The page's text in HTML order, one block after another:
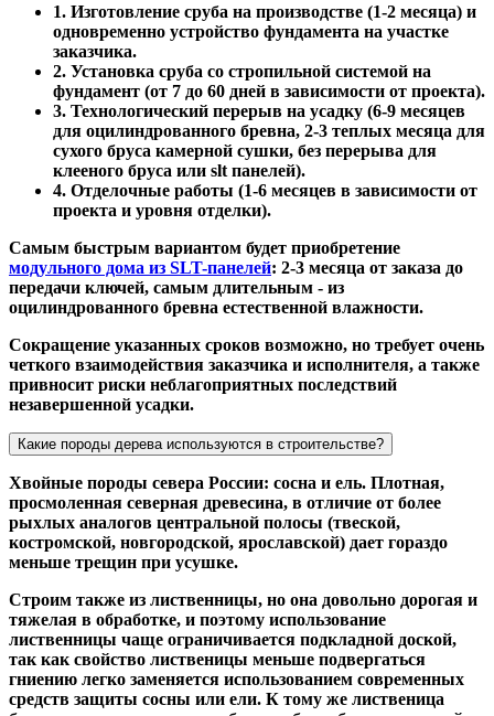
1. Изготовление сруба на производстве (1-2 месяца) и
одновременно устройство фундамента на участке
заказчика.
2. Установка сруба со стропильной системой на
фундамент (от 7 до 60 дней в зависимости от проекта).
3. Технологический перерыв на усадку (6-9 месяцев
для оцилиндрованного бревна, 2-3 теплых месяца для
сухого бруса камерной сушки, без перерыва для
клееного бруса или slt панелей).
4. Отделочные работы (1-6 месяцев в зависимости от
проекта и уровня отделки).
Самым быстрым вариантом будет приобретение
модульного дома из SLT-панелей: 2-3 месяца от заказа до
передачи ключей, самым длительным - из
оцилиндрованного бревна естественной влажности.
Сокращение указанных сроков возможно, но требует очень
четкого взаимодействия заказчика и исполнителя, а также
привносит риски неблагоприятных последствий
незавершенной усадки.
Какие породы дерева используются в строительстве?
Хвойные породы севера России: сосна и ель. Плотная,
просмоленная северная древесина, в отличие от более
рыхлых аналогов центральной полосы (твеской,
костромской, новгородской, ярославской) дает гораздо
меньше трещин при усушке.
Строим также из лиственницы, но она довольно дорогая и
тяжелая в обработке, и поэтому использование
лиственницы чаще ограничивается подкладной доской,
так как свойство лиственицы меньше подвергаться
гниению легко заменяется использованием современных
средств защиты сосны или ели. К тому же лиственица